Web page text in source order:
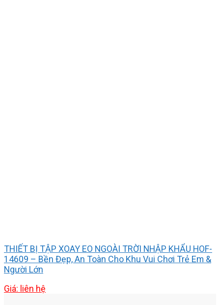
THIẾT BỊ TẬP XOAY EO NGOÀI TRỜI NHẬP KHẨU HOF-
14609 – Bền Đẹp, An Toàn Cho Khu Vui Chơi Trẻ Em &
Người Lớn
Giá: liên hệ